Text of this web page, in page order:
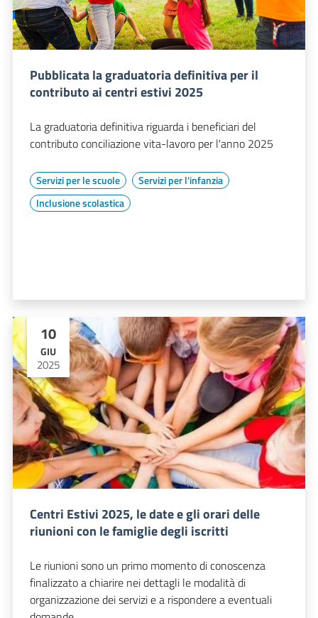
Pubblicata la graduatoria definitiva per il
contributo ai centri estivi 2025
La graduatoria definitiva riguarda i beneficiari del
contributo conciliazione vita-lavoro per l'anno 2025
Servizi per le scuole
Servizi per l'infanzia
Inclusione scolastica
10
GIU
2025
Centri Estivi 2025, le date e gli orari delle
riunioni con le famiglie degli iscritti
Le riunioni sono un primo momento di conoscenza
finalizzato a chiarire nei dettagli le modalità di
organizzazione dei servizi e a rispondere a eventuali